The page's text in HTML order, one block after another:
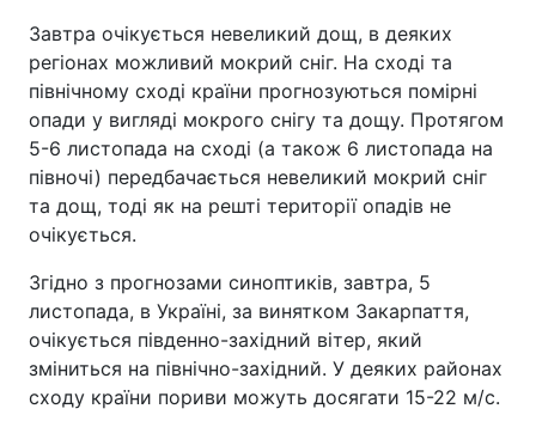
Завтра очікується невеликий дощ, в деяких
регіонах можливий мокрий сніг. На сході та
північному сході країни прогнозуються помірні
опади у вигляді мокрого снігу та дощу. Протягом
5-6 листопада на сході (а також 6 листопада на
півночі) передбачається невеликий мокрий сніг
та дощ, тоді як на решті території опадів не
очікується.
Згідно з прогнозами синоптиків, завтра, 5
листопада, в Україні, за винятком Закарпаття,
очікується південно-західний вітер, який
зміниться на північно-західний. У деяких районах
сходу країни пориви можуть досягати 15-22 м/с.